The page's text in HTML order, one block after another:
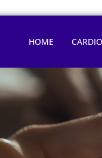
HOME